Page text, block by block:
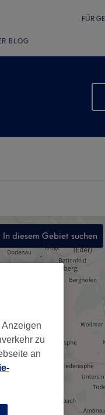
FÜR
BLOG
In diesem Gebiet suchen
,
zu
an